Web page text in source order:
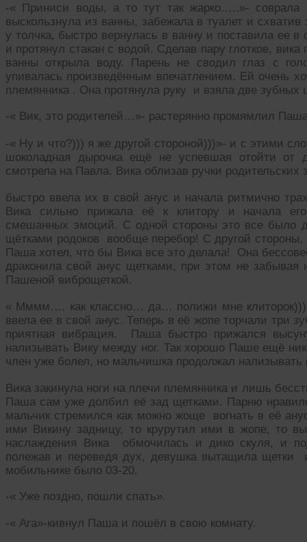
-« Приниси воды, а то тут так жарко…..»- соврала
выскользнула из ванны, забежала в туалет и
у толчка, быстро вернулась в ванну и поставила ее
и протянул стакан с водой. Сделав пару глотков,
ванны открыла воду. Парень не сводил глаз с
упивалась произведённым впечатлением. Ей очень
племянника . Она протянула руку и взяла две зубных
-« Вик, это родителей…»- растерянно промямлил
-« Ну и что?))) я же другой стороной)))»- и с этими
шоколадная дырочка ещё не успевшая отойти от
смотрела на Павла. Вика облизав ручки родительских
быстро ввела их в свой анус и начала ритмично
Вика сильно прижала её к клитору и начала
смешанных эмоций. С одной стороны это все было
щётками родоков вообще перебор! С другой
Паша хотел, что бы Вика все это делала! Она
драконила свой анус щетками, при этом не забывая
Пашеной виброщеткой.
« Мммм…. как классно… да… полижи мне
ввела ее в свой анус. Теперь в её жопе торчали три
приятная вибрация. Паша быстро прижался
нализывать Вику между ног. Так хорошо Паше ещё
член уже болел, но мальчишка продолжал нализывать
Вика закинула ноги на плечи племянника и лишь
Паша сам уже долбил её зад щетками. Парню
мальчик стремился как можно жоще вогнать в её
ими Викину задницу, то крурутил ими в жопе, то
наслаждения Вика обмочилась и дико скуля, и
полежав и переведя дух, девушка вытащила щетки
мобильнике было 03-20.
-« Уже поздно, пошли спать».
-« Ага»-кивнул Паша и пошёл в свою комнату.